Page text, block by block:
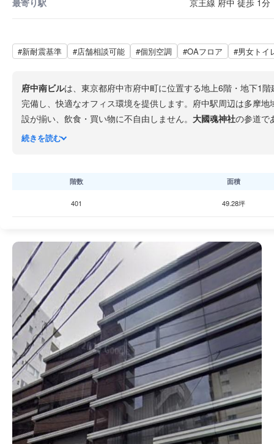
#新耐震基準 #店舗相談可能 #個別空調 #OAフロア #男女トイ
府中南ビルは、東京都府中市府中町に位置する地上6階・地下1
完備し、快適なオフィス環境を提供します。府中駅周辺は多摩
設が揃い、飲食・買い物に不自由しません。 大國魂神社の参道で
れ、多摩エリアの拠点オフィスに最適です。
続きを読む
階数 面積
401 49.28坪